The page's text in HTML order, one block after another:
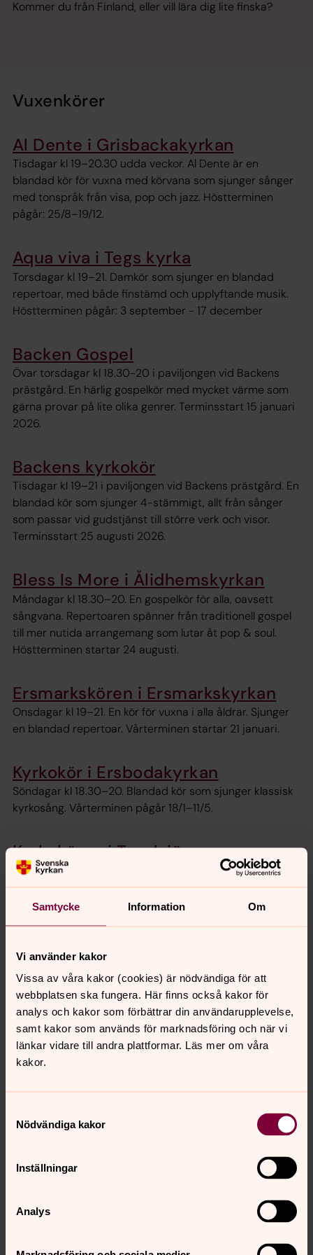
Samtycke Information Om
Vi använder kakor
Vissa av våra kakor (cookies) är nödvändiga för att
webbplatsen ska fungera. Här finns också kakor för
analys och kakor som förbättrar din användarupplevelse,
samt kakor som används för marknadsföring och när vi
länkar vidare till andra plattformar. Läs mer om våra
kakor.
Nödvändiga kakor
Inställningar
Analys
Kommer du från Finland, eller vill lära dig lite finska?
Vuxenkörer
Al Dente i Grisbackakyrkan
Tisdagar kl 19–20.30 udda veckor. Al Dente är en
blandad kör för vuxna med körvana som sjunger sånger
med tonspråk från visa, pop och jazz. Höstterminen
pågår: 25/8–19/12.
Aqua viva i Tegs kyrka
Torsdagar kl 19–21. Damkör som sjunger en blandad
repertoar, med både finstämd och upplyftande musik.
Höstterminen pågår: 3 september - 17 december
Backen Gospel
Övar torsdagar kl 18.30-20 i paviljongen vid Backens
prästgård. En härlig gospelkör med mycket värme som
gärna provar på lite olika genrer. Terminsstart 15 januari
2026.
Backens kyrkokör
Tisdagar kl 19–21 i paviljongen vid Backens prästgård. En
blandad kör som sjunger 4-stämmigt, allt från sånger
som passar vid gudstjänst till större verk och visor.
Terminsstart 25 augusti 2026.
Bless Is More i Ålidhemskyrkan
Måndagar kl 18.30–20. En gospelkör för alla, oavsett
sångvana. Repertoaren spänner från traditionell gospel
till mer nutida arrangemang som lutar åt pop & soul.
Höstterminen startar 24 augusti.
Ersmarkskören i Ersmarkskyrkan
Onsdagar kl 19–21. En kör för vuxna i alla åldrar. Sjunger
en blandad repertoar. Vårterminen startar 21 januari.
Kyrkokör i Ersbodakyrkan
Söndagar kl 18.30–20. Blandad kör som sjunger klassisk
kyrkosång. Vårterminen pågår 18/1–11/5.
Kyrkokören i Tavelsjö
Kören övar på torsdagar kl. 18.30-20.30 i Tavelsjö
församlingsgård. Terminsstart 27 augusti 2026. Vi
arbetar i projektform, det innebär att man kan välja om
Kyrkokör i Umeå stads kyrka
Tisdagar kl. 19-21. Kyrkokören är en blandad kör som har
som sin huvuduppgift att sjunga i gudstjänsten.
Övningarna håller till i Församlingsgården, Östra
esplanaden 9.
Mariakören i Mariakyrkan
Tisdagar kl 19–21. En kör för kvinnor i alla åldrar, som
strävar efter att utvecklas musikaliskt. Sjunger en bred
visor. Vårterminen pågår 20/1-2/6.
Tegs kyrkokör
Tisdagar kl 19.00-20.30. Tegs kyrkokör är en fyrstämmig
kyrkokör som sjunger traditionell - och modern körmusik